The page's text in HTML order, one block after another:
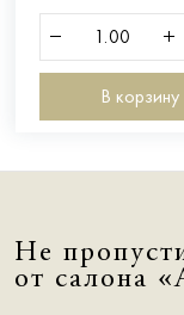
В корзину
Не
от салона